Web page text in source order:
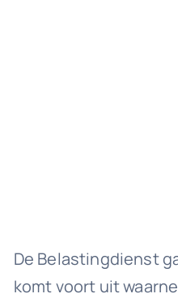
De Belastingdienst
komt voort uit